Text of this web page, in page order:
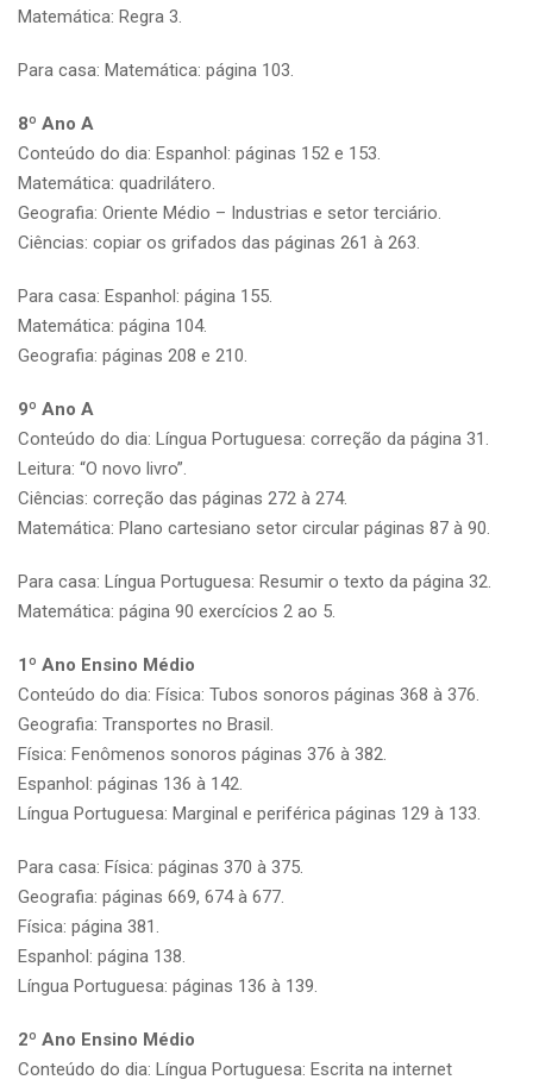
Matemática: Regra 3.
Para casa: Matemática: página 103.
8º Ano A
Conteúdo do dia: Espanhol: páginas 152 e 153.
Matemática: quadrilátero.
Geografia: Oriente Médio – Industrias e setor terciário.
Ciências: copiar os grifados das páginas 261 à 263.
Para casa: Espanhol: página 155.
Matemática: página 104.
Geografia: páginas 208 e 210.
9º Ano A
Conteúdo do dia: Língua Portuguesa: correção da página 31.
Leitura: “O novo livro”.
Ciências: correção das páginas 272 à 274.
Matemática: Plano cartesiano setor circular páginas 87 à 90.
Para casa: Língua Portuguesa: Resumir o texto da página 32.
Matemática: página 90 exercícios 2 ao 5.
1º Ano Ensino Médio
Conteúdo do dia: Física: Tubos sonoros páginas 368 à 376.
Geografia: Transportes no Brasil.
Física: Fenômenos sonoros páginas 376 à 382.
Espanhol: páginas 136 à 142.
Língua Portuguesa: Marginal e periférica páginas 129 à 133.
Para casa: Física: páginas 370 à 375.
Geografia: páginas 669, 674 à 677.
Física: página 381.
Espanhol: página 138.
Língua Portuguesa: páginas 136 à 139.
2º Ano Ensino Médio
Conteúdo do dia: Língua Portuguesa: Escrita na internet